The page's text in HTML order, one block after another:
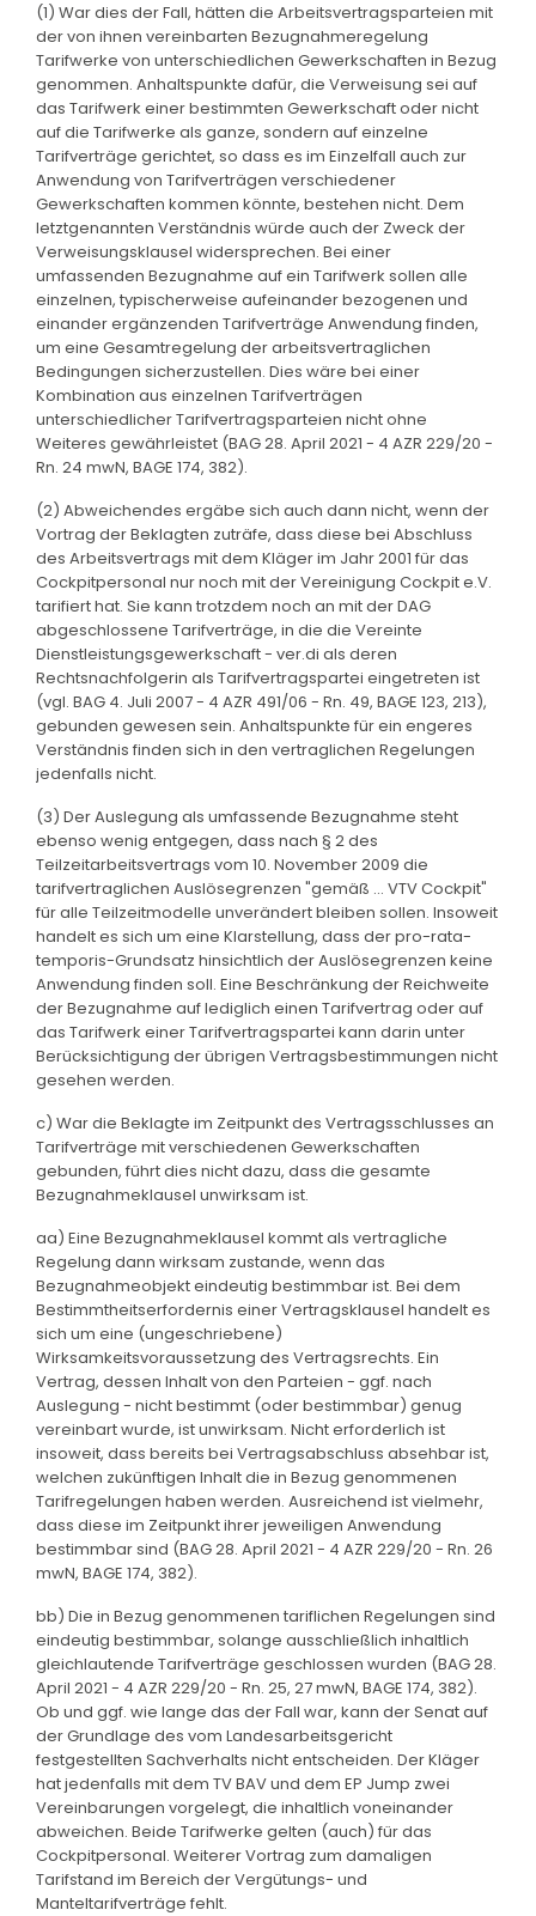
(1) War dies der Fall, hätten die Arbeitsvertragsparteien mit
der von ihnen vereinbarten Bezugnahmeregelung
Tarifwerke von unterschiedlichen Gewerkschaften in Bezug
genommen. Anhaltspunkte dafür, die Verweisung sei auf
das Tarifwerk einer bestimmten Gewerkschaft oder nicht
auf die Tarifwerke als ganze, sondern auf einzelne
Tarifverträge gerichtet, so dass es im Einzelfall auch zur
Anwendung von Tarifverträgen verschiedener
Gewerkschaften kommen könnte, bestehen nicht. Dem
letztgenannten Verständnis würde auch der Zweck der
Verweisungsklausel widersprechen. Bei einer
umfassenden Bezugnahme auf ein Tarifwerk sollen alle
einzelnen, typischerweise aufeinander bezogenen und
einander ergänzenden Tarifverträge Anwendung finden,
um eine Gesamtregelung der arbeitsvertraglichen
Bedingungen sicherzustellen. Dies wäre bei einer
Kombination aus einzelnen Tarifverträgen
unterschiedlicher Tarifvertragsparteien nicht ohne
Weiteres gewährleistet (BAG 28. April 2021 - 4 AZR 229/20 -
Rn. 24 mwN, BAGE 174, 382).
(2) Abweichendes ergäbe sich auch dann nicht, wenn der
Vortrag der Beklagten zuträfe, dass diese bei Abschluss
des Arbeitsvertrags mit dem Kläger im Jahr 2001 für das
Cockpitpersonal nur noch mit der Vereinigung Cockpit e.V.
tarifiert hat. Sie kann trotzdem noch an mit der DAG
abgeschlossene Tarifverträge, in die die Vereinte
Dienstleistungsgewerkschaft - ver.di als deren
Rechtsnachfolgerin als Tarifvertragspartei eingetreten ist
(vgl. BAG 4. Juli 2007 - 4 AZR 491/06 - Rn. 49, BAGE 123, 213),
gebunden gewesen sein. Anhaltspunkte für ein engeres
Verständnis finden sich in den vertraglichen Regelungen
jedenfalls nicht.
(3) Der Auslegung als umfassende Bezugnahme steht
ebenso wenig entgegen, dass nach § 2 des
Teilzeitarbeitsvertrags vom 10. November 2009 die
tarifvertraglichen Auslösegrenzen "gemäß ... VTV Cockpit"
für alle Teilzeitmodelle unverändert bleiben sollen. Insoweit
handelt es sich um eine Klarstellung, dass der pro-rata-
temporis-Grundsatz hinsichtlich der Auslösegrenzen keine
Anwendung finden soll. Eine Beschränkung der Reichweite
der Bezugnahme auf lediglich einen Tarifvertrag oder auf
das Tarifwerk einer Tarifvertragspartei kann darin unter
Berücksichtigung der übrigen Vertragsbestimmungen nicht
gesehen werden.
c) War die Beklagte im Zeitpunkt des Vertragsschlusses an
Tarifverträge mit verschiedenen Gewerkschaften
gebunden, führt dies nicht dazu, dass die gesamte
Bezugnahmeklausel unwirksam ist.
aa) Eine Bezugnahmeklausel kommt als vertragliche
Regelung dann wirksam zustande, wenn das
Bezugnahmeobjekt eindeutig bestimmbar ist. Bei dem
Bestimmtheitserfordernis einer Vertragsklausel handelt es
sich um eine (ungeschriebene)
Wirksamkeitsvoraussetzung des Vertragsrechts. Ein
Vertrag, dessen Inhalt von den Parteien - ggf. nach
Auslegung - nicht bestimmt (oder bestimmbar) genug
vereinbart wurde, ist unwirksam. Nicht erforderlich ist
insoweit, dass bereits bei Vertragsabschluss absehbar ist,
welchen zukünftigen Inhalt die in Bezug genommenen
Tarifregelungen haben werden. Ausreichend ist vielmehr,
dass diese im Zeitpunkt ihrer jeweiligen Anwendung
bestimmbar sind (BAG 28. April 2021 - 4 AZR 229/20 - Rn. 26
mwN, BAGE 174, 382).
bb) Die in Bezug genommenen tariflichen Regelungen sind
eindeutig bestimmbar, solange ausschließlich inhaltlich
gleichlautende Tarifverträge geschlossen wurden (BAG 28.
April 2021 - 4 AZR 229/20 - Rn. 25, 27 mwN, BAGE 174, 382).
Ob und ggf. wie lange das der Fall war, kann der Senat auf
der Grundlage des vom Landesarbeitsgericht
festgestellten Sachverhalts nicht entscheiden. Der Kläger
hat jedenfalls mit dem TV BAV und dem EP Jump zwei
Vereinbarungen vorgelegt, die inhaltlich voneinander
abweichen. Beide Tarifwerke gelten (auch) für das
Cockpitpersonal. Weiterer Vortrag zum damaligen
Tarifstand im Bereich der Vergütungs- und
Manteltarifverträge fehlt.